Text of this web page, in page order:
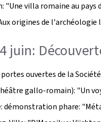
"Une villa romaine au pays
origines de
juin:
ouvertes de la
gallo-romain): "Un
démonstration phare: